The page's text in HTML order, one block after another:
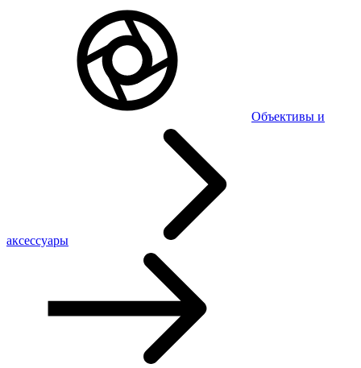
Объективы и
аксессуары